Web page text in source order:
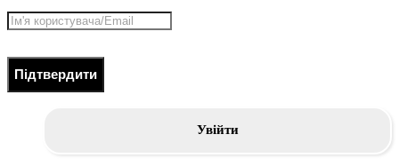
Підтвердити
Увійти